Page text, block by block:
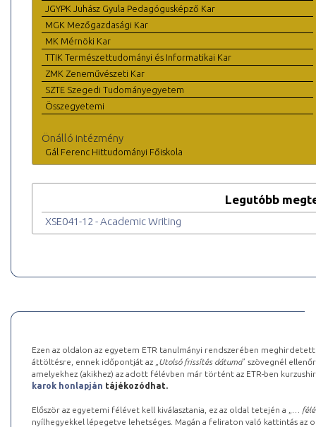
JGYPK Juhász Gyula Pedagógusképző Kar
MGK Mezőgazdasági Kar
MK Mérnöki Kar
TTIK Természettudományi és Informatikai Kar
ZMK Zeneművészeti Kar
SZTE Szegedi Tudományegyetem
Összegyetemi
Önálló intézmény
Gál Ferenc Hittudományi Főiskola
Legutóbb
XSE041-12 - Academic Writing
Ezen az oldalon az egyetem ETR tanulmányi rendszerében
áttöltésre, ennek időpontját az „ Utolsó frissítés dátuma” szövegnél
amelyekhez (akikhez) az adott félévben már történt az ETR-ben
karok honlapján tájékozódhat.
Először az egyetemi félévet kell kiválasztania, ez az oldal tetején a „
…
nyílhegyekkel lépegetve lehetséges. Magán a feliraton való kattintás az